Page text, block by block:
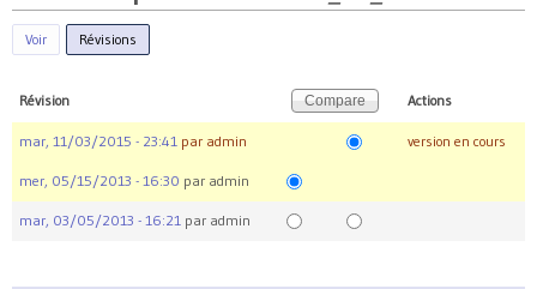
Voir Révisions
Révision Actions
mar, 11/03/2015 - 23:41 par admin version en cours
mer, 05/15/2013 - 16:30 par admin
mar, 03/05/2013 - 16:21 par admin